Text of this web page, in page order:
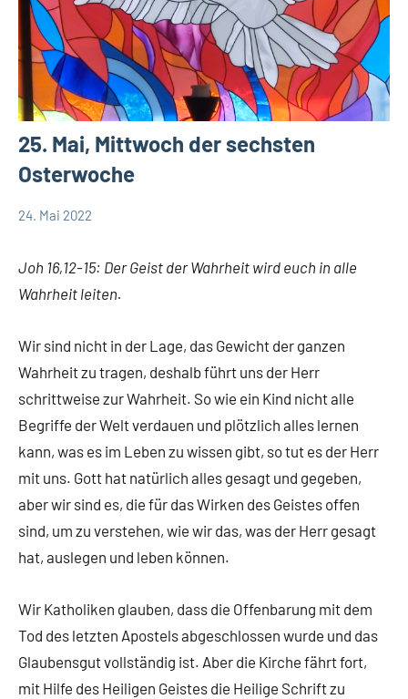
25. Mai, Mittwoch der sechsten
Osterwoche
24. Mai 2022
Joh 16,12-15: Der Geist der Wahrheit wird euch in alle
Wahrheit leiten.
Wir sind nicht in der Lage, das Gewicht der ganzen
Wahrheit zu tragen, deshalb führt uns der Herr
schrittweise zur Wahrheit. So wie ein Kind nicht alle
Begriffe der Welt verdauen und plötzlich alles lernen
kann, was es im Leben zu wissen gibt, so tut es der Herr
mit uns. Gott hat natürlich alles gesagt und gegeben,
aber wir sind es, die für das Wirken des Geistes offen
sind, um zu verstehen, wie wir das, was der Herr gesagt
hat, auslegen und leben können.
Wir Katholiken glauben, dass die Offenbarung mit dem
Tod des letzten Apostels abgeschlossen wurde und das
Glaubensgut vollständig ist. Aber die Kirche fährt fort,
mit Hilfe des Heiligen Geistes die Heilige Schrift zu